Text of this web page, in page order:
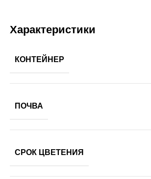
Характеристики
КОНТЕЙНЕР
ПОЧВА
СРОК ЦВЕТЕНИЯ